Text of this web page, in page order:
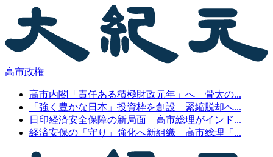
高市政権
高市内閣「責任ある積極財政元年」へ 骨太の...
「強く豊かな日本」投資枠を創設 緊縮脱却へ...
日印経済安全保障の新局面 高市総理がインド...
経済安保の「守り」強化へ新組織 高市総理「...